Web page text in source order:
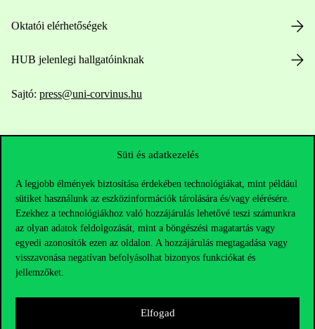
Süti és adatkezelés
A legjobb élmények biztosítása érdekében technológiákat, mint például
sütiket használunk az eszközinformációk tárolására és/vagy elérésére.
Ezekhez a technológiákhoz való hozzájárulás lehetővé teszi számunkra
az olyan adatok feldolgozását, mint a böngészési magatartás vagy
egyedi azonosítók ezen az oldalon. A hozzájárulás megtagadása vagy
visszavonása negatívan befolyásolhat bizonyos funkciókat és
jellemzőket.
Elfogad
Oktatói elérhetőségek
HUB jelenlegi hallgatóinknak
Sajtó: press@uni-corvinus.hu
Hasznos linkek
Nyitvatartás